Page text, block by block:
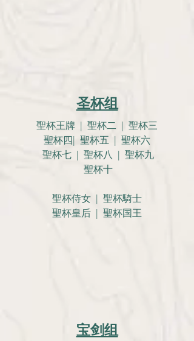
圣杯组
聖杯王牌 | 聖杯二 | 聖杯三
聖杯四| 聖杯五 | 聖杯六
聖杯七 | 聖杯八 | 聖杯九
聖杯十
聖杯侍女 | 聖杯騎士
聖杯皇后 | 聖杯国王
宝剑组